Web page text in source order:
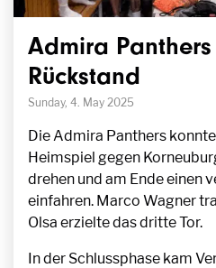
Admira
Rückstand
Sunday, 4. May 2025
Die Admira Panthers
Heimspiel gegen
drehen und am Ende einen
einfahren. Marco Wagner
Olsa erzielte das dritte Tor.
In der Schlussphase kam